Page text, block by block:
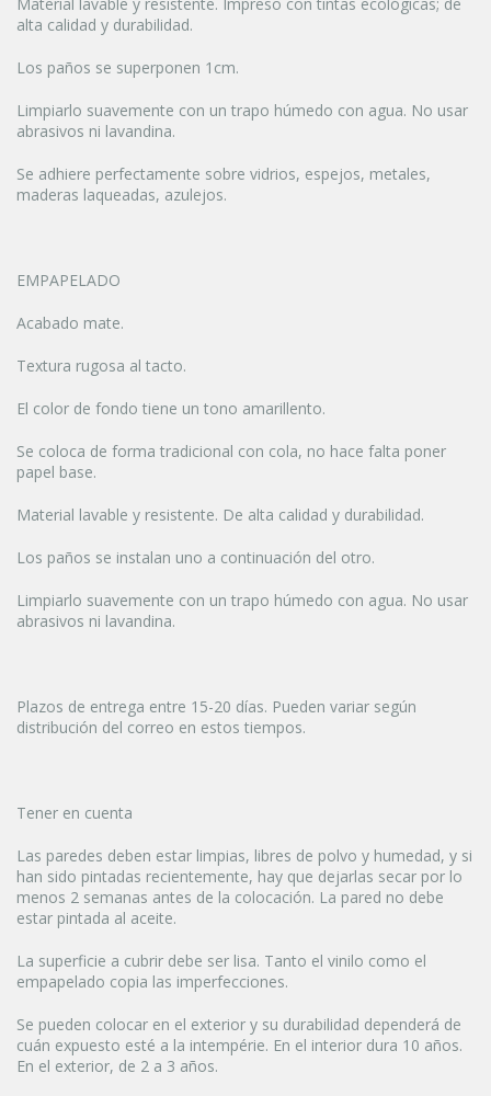
alta calidad y durabilidad.
Los paños se superponen 1cm.
Limpiarlo suavemente con un trapo húmedo con agua. No usar
abrasivos ni lavandina.
Se adhiere perfectamente sobre vidrios, espejos, metales,
maderas laqueadas, azulejos.
EMPAPELADO
Acabado mate.
Textura rugosa al tacto.
El color de fondo tiene un tono amarillento.
Se coloca de forma tradicional con cola, no hace falta poner
papel base.
Material lavable y resistente. De alta calidad y durabilidad.
Los paños se instalan uno a continuación del otro.
Limpiarlo suavemente con un trapo húmedo con agua. No usar
abrasivos ni lavandina.
Plazos de entrega entre 15-20 días. Pueden variar según
distribución del correo en estos tiempos.
Tener en cuenta
Las paredes deben estar limpias, libres de polvo y humedad, y si
han sido pintadas recientemente, hay que dejarlas secar por lo
menos 2 semanas antes de la colocación. La pared no debe
estar pintada al aceite.
La superficie a cubrir debe ser lisa. Tanto el vinilo como el
empapelado copia las imperfecciones.
Se pueden colocar en el exterior y su durabilidad dependerá de
cuán expuesto esté a la intempérie. En el interior dura 10 años.
En el exterior, de 2 a 3 años.